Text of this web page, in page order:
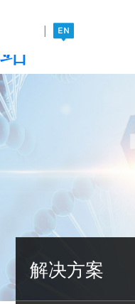
PG电子
站
|
解决方案